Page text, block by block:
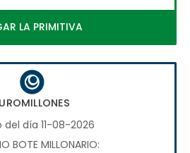
LA PRIMITIVA
del día 11-08-2026
BOTE MILLONARIO: